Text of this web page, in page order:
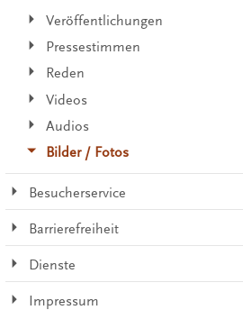
Veröffentlichungen
Pressestimmen
Reden
Videos
Audios
Bilder / Fotos
Besucherservice
Barrierefreiheit
Dienste
Impressum